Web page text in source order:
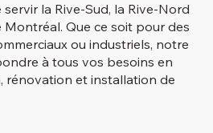
la Rive-Sud, la Rive-Nord
Que ce soit pour des
ou industriels, notre
à tous vos besoins en
rénovation et installation de